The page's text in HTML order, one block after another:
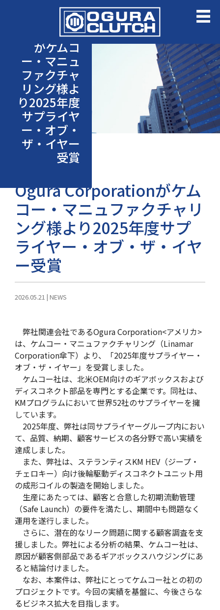
Ogura
Corporation
がケムコ
ー・マニュ
ファクチャ
リング様よ
り2025年度
サプライヤ
ー・オブ・
ザ・イヤー
受賞
Ogura Corporationがケム
コー・マニュファクチャリ
ング様より2025年度サプ
ライヤー・オブ・ザ・イヤ
ー受賞
2026.05.21 | NEWS
弊社関連会社であるOgura Corporation<アメリカ>
は、ケムコー・マニュファクチャリング（Linamar
Corporation傘下）より、「2025年度サプライヤー・
オブ・ザ・イヤー」を受賞しました。
ケムコー社は、北米OEM向けのギアボックスおよび
ディスコネクト部品を専門とする企業です。同社は、
KMプログラムにおいて世界52社のサプライヤーを擁
しています。
2025年度、弊社は同サプライヤーグループ内におい
て、品質、納期、顧客サービスの各分野で高い実績を
達成しました。
また、弊社は、ステランティスKM HEV（ジープ・
チェロキー）向け後輪駆動ディスコネクトユニット用
の成形コイルの製造を開始しました。
生産にあたっては、顧客と合意した初期流動管理
（Safe Launch）の要件を満たし、期間中も問題なく
運用を遂行しました。
さらに、潜在的なリーク問題に関する顧客調査を支
援しました。弊社による分析の結果、ケムコー社は、
原因が顧客側部品であるギアボックスハウジングにあ
ると結論付けました。
なお、本案件は、弊社にとってケムコー社との初の
プロジェクトです。今回の実績を基盤に、今後さらな
るビジネス拡大を目指します。